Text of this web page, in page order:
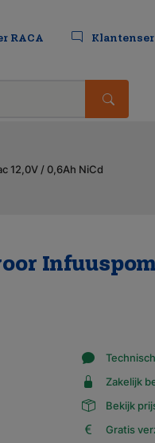
RACA
12,0V / 0,6Ah NiCd
Zakelijk
Bekijk
Gratis